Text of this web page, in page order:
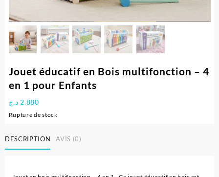
Jouet éducatif en Bois multifonction – 4
en 1 pour Enfants
2.880 د.ج
Rupture de stock
DESCRIPTION AVIS (0)